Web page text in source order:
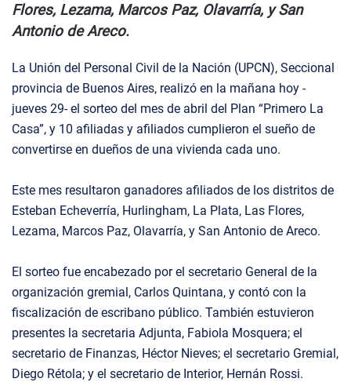
Flores, Lezama, Marcos Paz, Olavarría, y San
Antonio de Areco.
La Unión del Personal Civil de la Nación (UPCN), Seccional
provincia de Buenos Aires, realizó en la mañana hoy -
jueves 29- el sorteo del mes de abril del Plan “Primero La
Casa”, y 10 afiliadas y afiliados cumplieron el sueño de
convertirse en dueños de una vivienda cada uno.
Este mes resultaron ganadores afiliados de los distritos de
Esteban Echeverría, Hurlingham, La Plata, Las Flores,
Lezama, Marcos Paz, Olavarría, y San Antonio de Areco.
El sorteo fue encabezado por el secretario General de la
organización gremial, Carlos Quintana, y contó con la
fiscalización de escribano público. También estuvieron
presentes la secretaria Adjunta, Fabiola Mosquera; el
secretario de Finanzas, Héctor Nieves; el secretario Gremial,
Diego Rétola; y el secretario de Interior, Hernán Rossi.